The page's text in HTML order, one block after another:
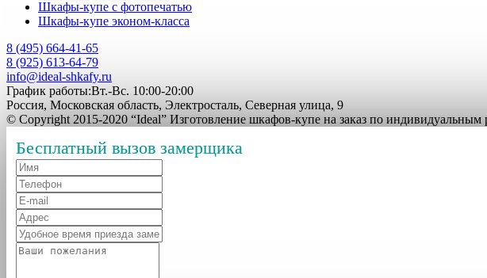
Шкафы-купе с фотопечатью
Шкафы-купе эконом-класса
8 (495) 664-41-65
8 (925) 613-64-79
info@ideal-shkafy.ru
График работы:Вт.-Вс. 10:00-20:00
Россия, Московская область, Электросталь, Северная улица, 9
© Copyright 2015-2020 “Ideal” Изготовление шкафов-купе на заказ по индивидуальным
Бесплатный вызов замерщика